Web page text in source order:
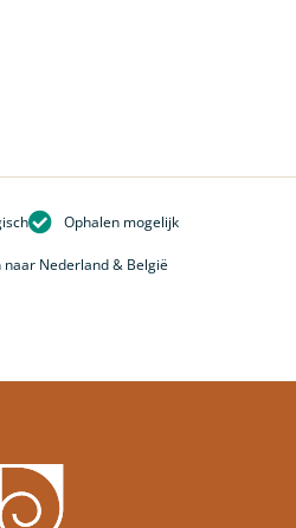
Ophalen mogelijk
naar Nederland & België